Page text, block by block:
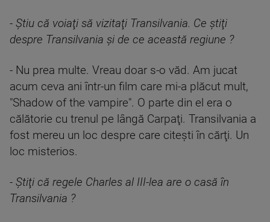
- Ştiu că voiaţi să vizitaţi Transilvania. Ce ştiţi
despre Transilvania şi de ce această regiune ?
- Nu prea multe. Vreau doar s-o văd. Am jucat
acum ceva ani într-un film care mi-a plăcut mult,
"Shadow of the vampire". O parte din el era o
călătorie cu trenul pe lângă Carpaţi. Transilvania a
fost mereu un loc despre care citeşti în cărţi. Un
loc misterios.
- Ştiţi că regele Charles al III-lea are o casă în
Transilvania ?